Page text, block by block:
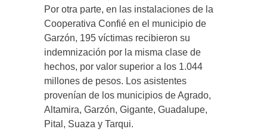
Por otra parte, en las instalaciones de la
Cooperativa Confié en el municipio de
Garzón, 195 víctimas recibieron su
indemnización por la misma clase de
hechos, por valor superior a los 1.044
millones de pesos. Los asistentes
provenían de los municipios de Agrado,
Altamira, Garzón, Gigante, Guadalupe,
Pital, Suaza y Tarqui.